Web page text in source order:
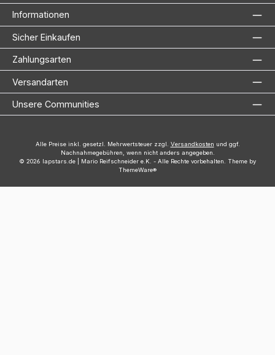
Informationen
Sicher Einkaufen
Zahlungsarten
Versandarten
Unsere Communities
Alle Preise inkl. gesetzl. Mehrwertsteuer zzgl. Versandkosten und ggf.
Nachnahmegebühren, wenn nicht anders angegeben.
© 2026 lapstars.de | Mario Reifschneider e.K. - Alle Rechte vorbehalten. Theme by
ThemeWare®